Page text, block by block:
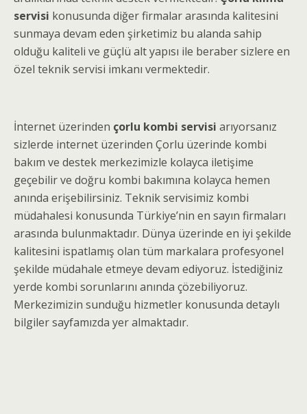
servisi konusunda diğer firmalar arasında kalitesini
sunmaya devam eden şirketimiz bu alanda sahip
olduğu kaliteli ve güçlü alt yapısı ile beraber sizlere en
özel teknik servisi imkanı vermektedir.
İnternet üzerinden çorlu kombi servisi arıyorsanız
sizlerde internet üzerinden Çorlu üzerinde kombi
bakım ve destek merkezimizle kolayca iletişime
geçebilir ve doğru kombi bakımına kolayca hemen
anında erişebilirsiniz. Teknik servisimiz kombi
müdahalesi konusunda Türkiye’nin en sayın firmaları
arasında bulunmaktadır. Dünya üzerinde en iyi şekilde
kalitesini ispatlamış olan tüm markalara profesyonel
şekilde müdahale etmeye devam ediyoruz. İstediğiniz
yerde kombi sorunlarını anında çözebiliyoruz.
Merkezimizin sunduğu hizmetler konusunda detaylı
bilgiler sayfamızda yer almaktadır.